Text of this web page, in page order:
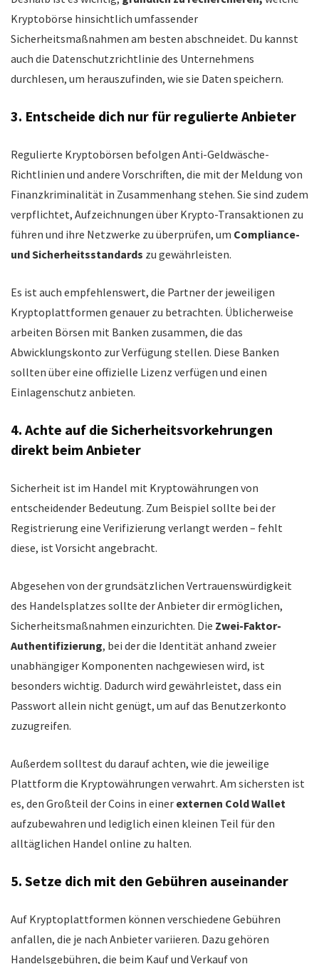
Kryptobörse hinsichtlich umfassender
Sicherheitsmaßnahmen am besten abschneidet. Du kannst
auch die Datenschutzrichtlinie des Unternehmens
durchlesen, um herauszufinden, wie sie Daten speichern.
3. Entscheide dich nur für regulierte Anbieter
Regulierte Kryptobörsen befolgen Anti-Geldwäsche-
Richtlinien und andere Vorschriften, die mit der Meldung von
Finanzkriminalität in Zusammenhang stehen. Sie sind zudem
verpflichtet, Aufzeichnungen über Krypto-Transaktionen zu
führen und ihre Netzwerke zu überprüfen, um Compliance-
und Sicherheitsstandards zu gewährleisten.
Es ist auch empfehlenswert, die Partner der jeweiligen
Kryptoplattformen genauer zu betrachten. Üblicherweise
arbeiten Börsen mit Banken zusammen, die das
Abwicklungskonto zur Verfügung stellen. Diese Banken
sollten über eine offizielle Lizenz verfügen und einen
Einlagenschutz anbieten.
4. Achte auf die Sicherheitsvorkehrungen
direkt beim Anbieter
Sicherheit ist im Handel mit Kryptowährungen von
entscheidender Bedeutung. Zum Beispiel sollte bei der
Registrierung eine Verifizierung verlangt werden – fehlt
diese, ist Vorsicht angebracht.
Abgesehen von der grundsätzlichen Vertrauenswürdigkeit
des Handelsplatzes sollte der Anbieter dir ermöglichen,
Sicherheitsmaßnahmen einzurichten. Die Zwei-Faktor-
Authentifizierung, bei der die Identität anhand zweier
unabhängiger Komponenten nachgewiesen wird, ist
besonders wichtig. Dadurch wird gewährleistet, dass ein
Passwort allein nicht genügt, um auf das Benutzerkonto
zuzugreifen.
Außerdem solltest du darauf achten, wie die jeweilige
Plattform die Kryptowährungen verwahrt. Am sichersten ist
es, den Großteil der Coins in einer externen Cold Wallet
aufzubewahren und lediglich einen kleinen Teil für den
alltäglichen Handel online zu halten.
5. Setze dich mit den Gebühren auseinander
Auf Kryptoplattformen können verschiedene Gebühren
anfallen, die je nach Anbieter variieren. Dazu gehören
Handelsgebühren, die beim Kauf und Verkauf von